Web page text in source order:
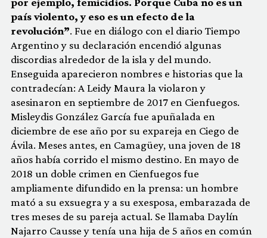
país violento, y eso es un efecto de la
revolución”. Fue en diálogo con el diario Tiempo
Argentino y su declaración encendió algunas
discordias alrededor de la isla y del mundo.
Enseguida aparecieron nombres e historias que la
contradecían: A Leidy Maura la violaron y
asesinaron en septiembre de 2017 en Cienfuegos.
Misleydis González García fue apuñalada en
diciembre de ese año por su expareja en Ciego de
Ávila. Meses antes, en Camagüey, una joven de 18
años había corrido el mismo destino. En mayo de
2018 un doble crimen en Cienfuegos fue
ampliamente difundido en la prensa: un hombre
mató a su exsuegra y a su exesposa, embarazada de
tres meses de su pareja actual. Se llamaba Daylín
Najarro Causse y tenía una hija de 5 años en común